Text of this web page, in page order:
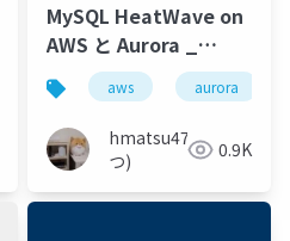
mysql 移行 バージ
MySQL HeatWave on
AWS と Aurora _
Redshift zero-ETL 統
合（プレビュー）を比
べてみる
aws aurora
hmatsu47(ま
つ)
0.9K